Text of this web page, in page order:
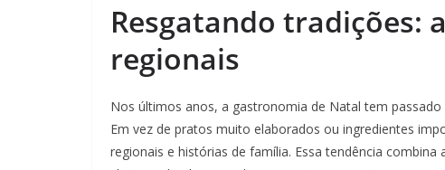
Resgatando tradições:
regionais
Nos últimos anos, a gastronomia de Natal tem
Em vez de pratos muito elaborados ou ingredientes
regionais e histórias de família. Essa tendência